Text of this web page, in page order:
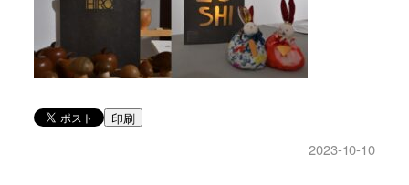
印刷
2023-10-10